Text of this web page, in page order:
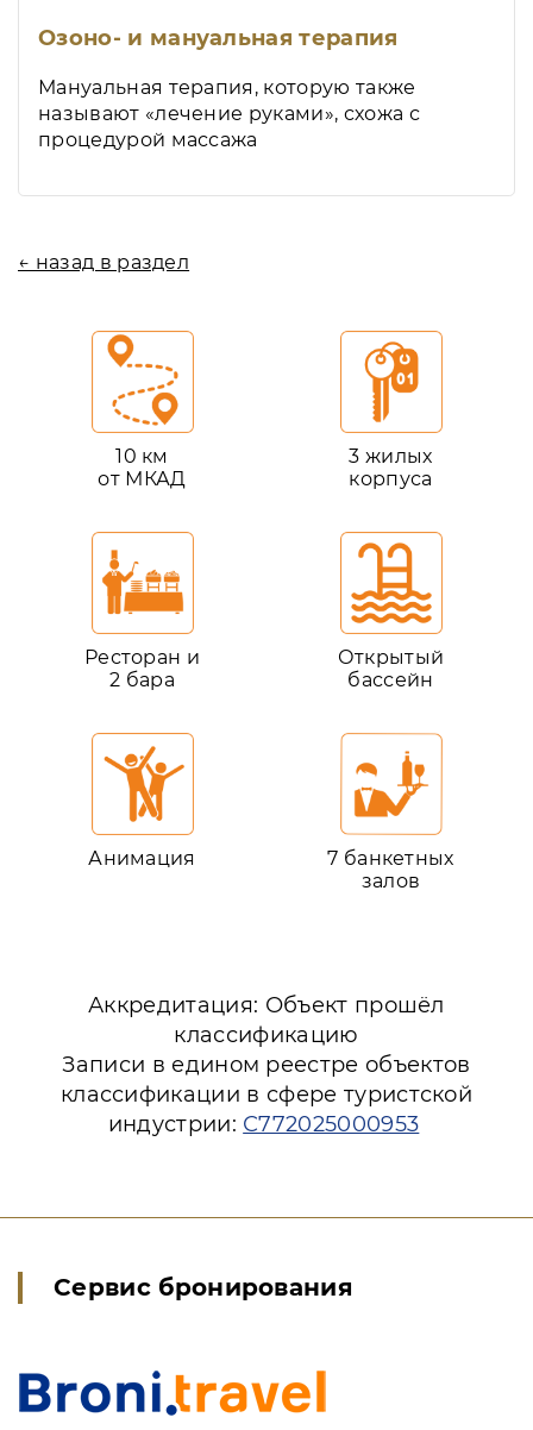
Озоно- и мануальная терапия
Мануальная терапия, которую также
называют «лечение руками», схожа с
процедурой массажа
← назад в раздел
10 км
от МКАД
3 жилых
корпуса
Ресторан и
2 бара
Открытый
бассейн
Анимация
7 банкетных
залов
Аккредитация: Объект прошёл
классификацию
Записи в едином реестре объектов
классификации в сфере туристской
индустрии: С772025000953
Сервис бронирования